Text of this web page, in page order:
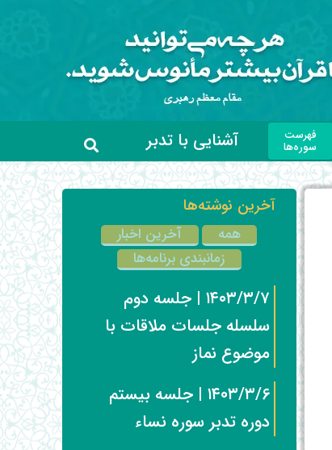
فهرست
سوره‌ها آشنایی با تدبر
آخرین نوشته‌ها
همه
آخرین اخبار
زمانبندی برنامه‌ها
۱۴۰۳/۳/۷ | جلسه دوم
سلسله جلسات ملاقات با
موضوع نماز
۱۴۰۳/۳/۶ | جلسه بیستم
دوره تدبر سوره نساء